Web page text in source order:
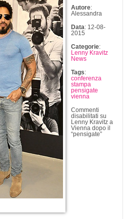
Autore:
Alessandra
Data: 12-08-
2015
Categorie:
Lenny Kravitz
News
Tags:
conferenza
stampa
pensigate
vienna
Commenti
disabilitati su
Lenny Kravitz a
Vienna dopo il
“pensigate”